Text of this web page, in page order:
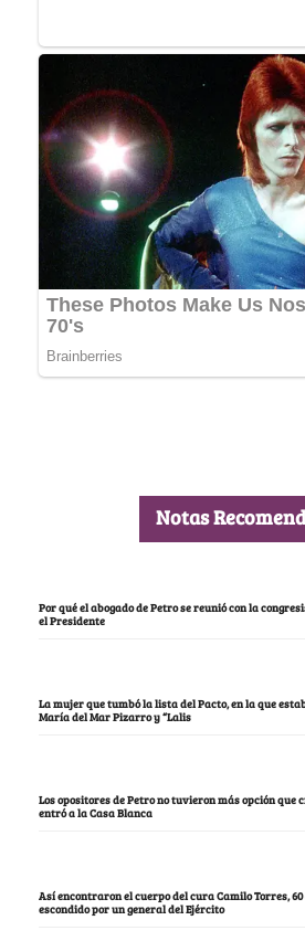
Notas
Por qué el abogado de Petro se reunió con la
el Presidente
La mujer que tumbó la lista del Pacto, en la que
María del Mar Pizarro y “Lalis
Los opositores de Petro no tuvieron más opción
entró a la Casa Blanca
Así encontraron el cuerpo del cura Camilo Torres,
escondido por un general del Ejército